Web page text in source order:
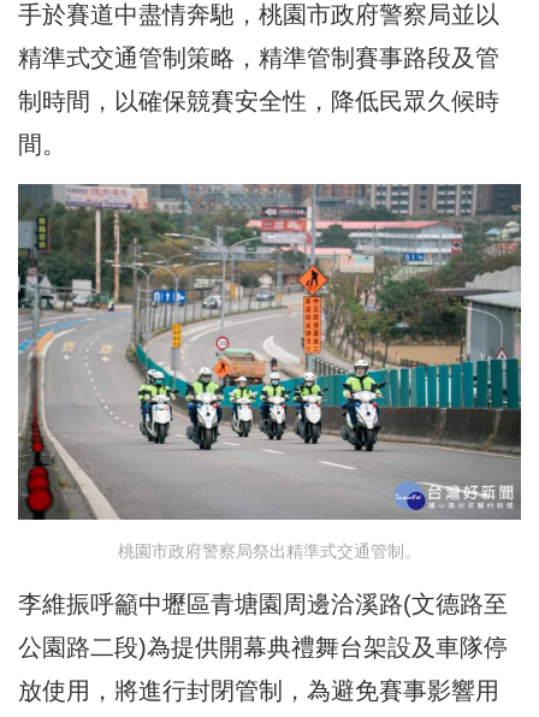
手於賽道中盡情奔馳，桃園市政府警察局並以
精準式交通管制策略，精準管制賽事路段及管
制時間，以確保競賽安全性，降低民眾久候時
間。
桃園市政府警察局祭出精準式交通管制。
李維振呼籲中壢區青塘園周邊洽溪路(文德路至
公園路二段)為提供開幕典禮舞台架設及車隊停
放使用，將進行封閉管制，為避免賽事影響用